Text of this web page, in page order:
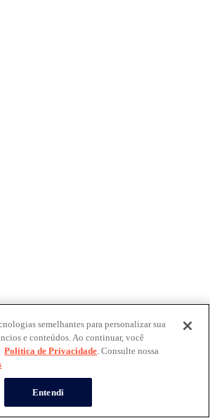
semelhantes para personalizar sua
e conteúdos. Ao continuar, você
Política de Privacidade. Consulte nossa
Entendi